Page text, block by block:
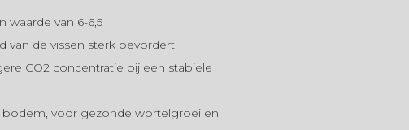
waarde van 6-6,5
de vissen sterk bevordert
CO2 concentratie bij een stabiele
voor gezonde wortelgroei en